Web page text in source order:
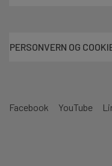
Facebook YouTube
PERSONVERN OG